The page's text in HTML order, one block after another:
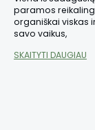
paramos
organiškai viskas
savo vaikus,
SKAITYTI DAUGIAU